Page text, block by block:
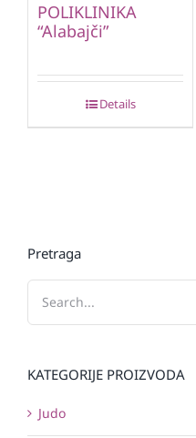
POLIKLINIKA
“Alabajči”
Details
Pretraga
KATEGORIJE PROIZVODA
Judo